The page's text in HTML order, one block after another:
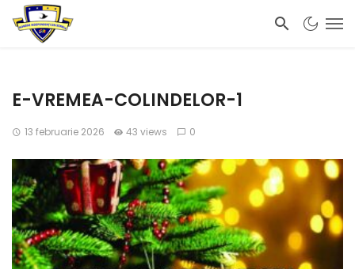
E-VREMEA-COLINDELOR-1
13 februarie 2026 43 views 0